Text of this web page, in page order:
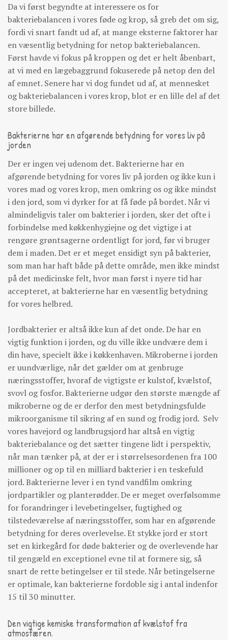
Da vi først begyndte at interessere os for
bakteriebalancen i vores føde og krop, så greb det om sig,
fordi vi snart fandt ud af, at mange eksterne faktorer har
en væsentlig betydning for netop bakteriebalancen.
Først havde vi fokus på kroppen og det er helt åbenbart,
at vi med en lægebaggrund fokuserede på netop den del
af emnet. Senere har vi dog fundet ud af, at mennesket
og bakteriebalancen i vores krop, blot er en lille del af det
store billede.
Bakterierne har en afgørende betydning for vores liv på
jorden
Der er ingen vej udenom det. Bakterierne har en
afgørende betydning for vores liv på jorden og ikke kun i
vores mad og vores krop, men omkring os og ikke mindst
i den jord, som vi dyrker for at få føde på bordet. Når vi
almindeligvis taler om bakterier i jorden, sker det ofte i
forbindelse med køkkenhygiejne og det vigtige i at
rengøre grøntsagerne ordentligt for jord, før vi bruger
dem i maden. Det er et meget ensidigt syn på bakterier,
som man har haft både på dette område, men ikke mindst
på det medicinske felt, hvor man først i nyere tid har
accepteret, at bakterierne har en væsentlig betydning
for vores helbred.
Jordbakterier er altså ikke kun af det onde. De har en
vigtig funktion i jorden, og du ville ikke undvære dem i
din have, specielt ikke i køkkenhaven. Mikroberne i jorden
er uundværlige, når det gælder om at genbruge
næringsstoffer, hvoraf de vigtigste er kulstof, kvælstof,
svovl og fosfor. Bakterierne udgør den største mængde af
mikroberne og de er derfor den mest betydningsfulde
mikroorganisme til sikring af en sund og frodig jord. Selv
vores havejord og landbrugsjord har altså en vigtig
bakteriebalance og det sætter tingene lidt i perspektiv,
når man tænker på, at der er i størrelsesordenen fra 100
millioner og op til en milliard bakterier i en teskefuld
jord. Bakterierne lever i en tynd vandfilm omkring
jordpartikler og planterødder. De er meget overfølsomme
for forandringer i levebetingelser, fugtighed og
tilstedeværelse af næringsstoffer, som har en afgørende
betydning for deres overlevelse. Et stykke jord er stort
set en kirkegård for døde bakterier og de overlevende har
til gengæld en exceptionel evne til at formere sig, så
snart de rette betingelser er til stede. Når betingelserne
er optimale, kan bakterierne fordoble sig i antal indenfor
15 til 30 minutter.
Den vigtige kemiske transformation af kvælstof fra
atmosfæren.